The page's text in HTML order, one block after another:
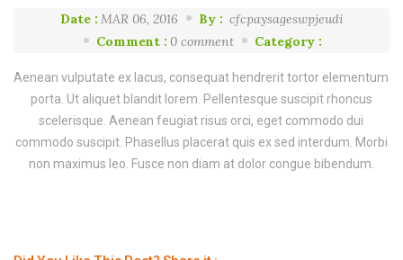
Date : MAR 06, 2016 By : cfcpaysageswpjeudi
Comment : 0 comment Category :
Aenean vulputate ex lacus, consequat hendrerit tortor elementum
porta. Ut aliquet blandit lorem. Pellentesque suscipit rhoncus
scelerisque. Aenean feugiat risus orci, eget commodo dui
commodo suscipit. Phasellus placerat quis ex sed interdum. Morbi
non maximus leo. Fusce non diam at dolor congue bibendum.